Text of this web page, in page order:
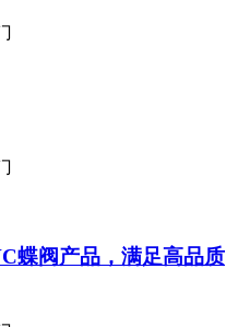
蝶阀产品，满足高品质